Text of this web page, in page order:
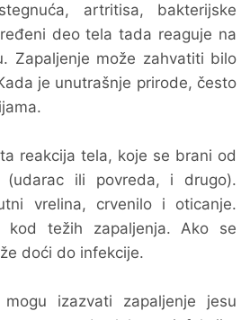
artritisa, bakterijske
deo tela tada reaguje na
Zapaljenje može zahvatiti bilo
je unutrašnje prirode, često
reakcija tela, koje se brani od
(udarac ili povreda, i drugo).
vrelina, crvenilo i oticanje.
kod težih zapaljenja. Ako se
doći do infekcije.
izazvati zapaljenje jesu